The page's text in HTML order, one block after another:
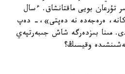
تۇرعان بويى ماقتانشاق. ءسال
ەرەجەدە نە دەپتى»،- دەپ
مىنا بىزدەرگە شاش جىبەرتپەي
وقيسىڭ؟